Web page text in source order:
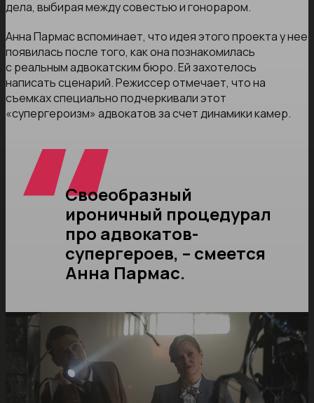
дела, выбирая между совестью и гонораром.
Анна Пармас вспоминает, что идея этого проекта у нее
появилась после того, как она познакомилась
с реальным адвокатским бюро. Ей захотелось
написать сценарий. Режиссер отмечает, что на
съемках специально подчеркивали этот
«супергероизм» адвокатов за счет динамики камер.
Своеобразный
ироничный процедурал
про адвокатов-
супергероев, – смеется
Анна Пармас.